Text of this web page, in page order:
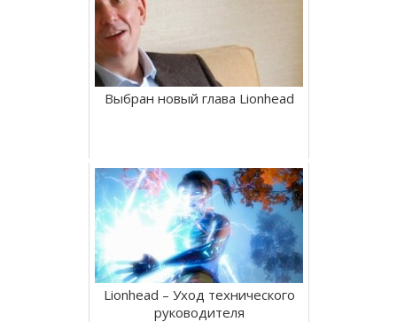
Выбран новый глава Lionhead
Lionhead – Уход технического
руководителя